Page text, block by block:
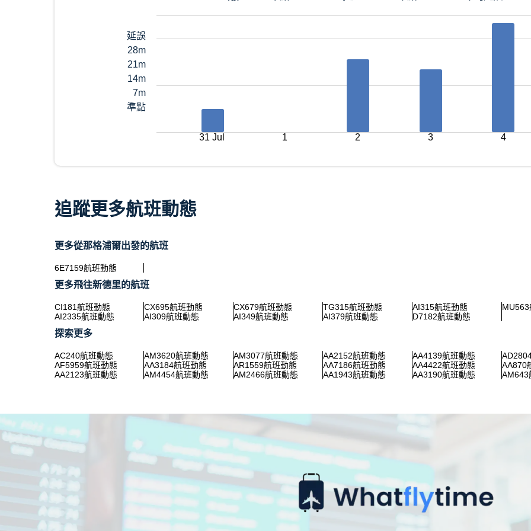
延誤
28m
21m
14m
7m
準點
31 Jul 1 2 3 4
追蹤更多航班動態
更多從那格浦爾出發的航班
6E7159航班動態
更多飛往新德里的航班
CI181航班動態 CX695航班動態 CX679航班動態 TG315航班動態 AI315航班動態 MU563
AI2335航班動態
AI309航班動態 AI349航班動態 AI379航班動態 D7182航班動態
探索更多
AC240航班動態 AM3620航班動態 AM3077航班動態 AA2152航班動態 AA4139航班動態
AF5959航班動態
AA3184航班動態 AR1559航班動態 AA7186航班動態 AA4422航班動態 AA870
AA2123航班動態
AM4454航班動態 AM2466航班動態 AA1943航班動態 AA3190航班動態 AM643